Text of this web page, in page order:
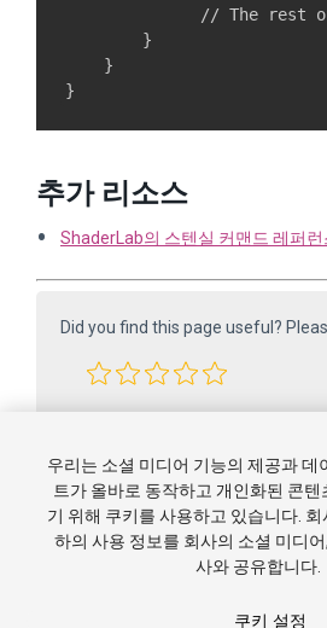
// The rest
        }
    }
추가 리소스
ShaderLab의 스텐실 커맨드 레퍼런
Did you find this page useful?
우리는 소셜 미디어 기능의 제공과 데
트가 올바로 동작하고 개인화된 콘
기 위해 쿠키를 사용하고 있습니다.
하의 사용 정보를 회사의 소셜 미디
사와 공유합니다.
쿠키 설정